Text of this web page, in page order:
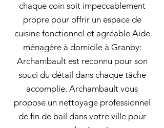
chaque coin soit impeccablement
propre pour offrir un espace de
cuisine fonctionnel et agréable Aide
ménagère à domicile à Granby:
Archambault est reconnu pour son
souci du détail dans chaque tâche
accomplie. Archambault vous
propose un nettoyage professionnel
de fin de bail dans votre ville pour